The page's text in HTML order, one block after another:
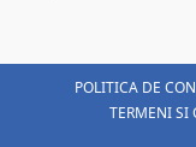
POLITICA DE
TERMENI SI